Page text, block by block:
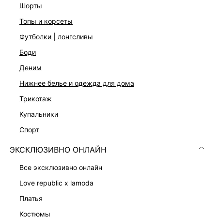
шорты
топы и корсеты
футболки | лонгсливы
боди
деним
нижнее белье и одежда для дома
трикотаж
купальники
спорт
ЭКСКЛЮЗИВНО ОНЛАЙН
все эксклюзивно онлайн
love republic x lamoda
платья
костюмы
Средняя посадка
V-образная кокетка на спинке
Шлевки для ремня
Функциональные карманы
Застежка на молнию с пуговицей
Цвет: голубой индиго
стандартному размеру
ДОСТАВКА И ВОЗВРАТ